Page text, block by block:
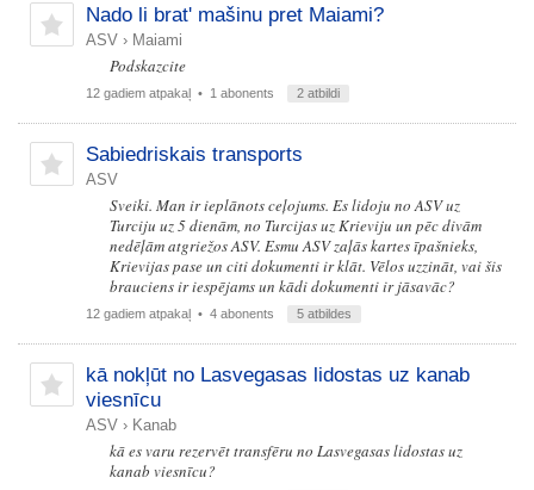
Nado li brat' mašinu pret Maiami?
ASV › Maiami
Podskazcite
12 gadiem atpakaļ • 1 abonents 2 atbildi
Sabiedriskais transports
ASV
Sveiki. Man ir ieplānots ceļojums. Es lidoju no ASV uz
Turciju uz 5 dienām, no Turcijas uz Krieviju un pēc divām
nedēļām atgriežos ASV. Esmu ASV zaļās kartes īpašnieks,
Krievijas pase un citi dokumenti ir klāt. Vēlos uzzināt, vai šis
brauciens ir iespējams un kādi dokumenti ir jāsavāc?
12 gadiem atpakaļ • 4 abonents 5 atbildes
kā nokļūt no Lasvegasas lidostas uz kanab
viesnīcu
ASV › Kanab
kā es varu rezervēt transfēru no Lasvegasas lidostas uz
kanab viesnīcu?